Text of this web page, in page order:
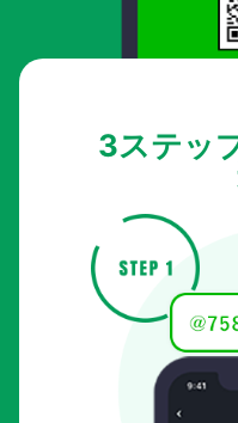
3ステッ